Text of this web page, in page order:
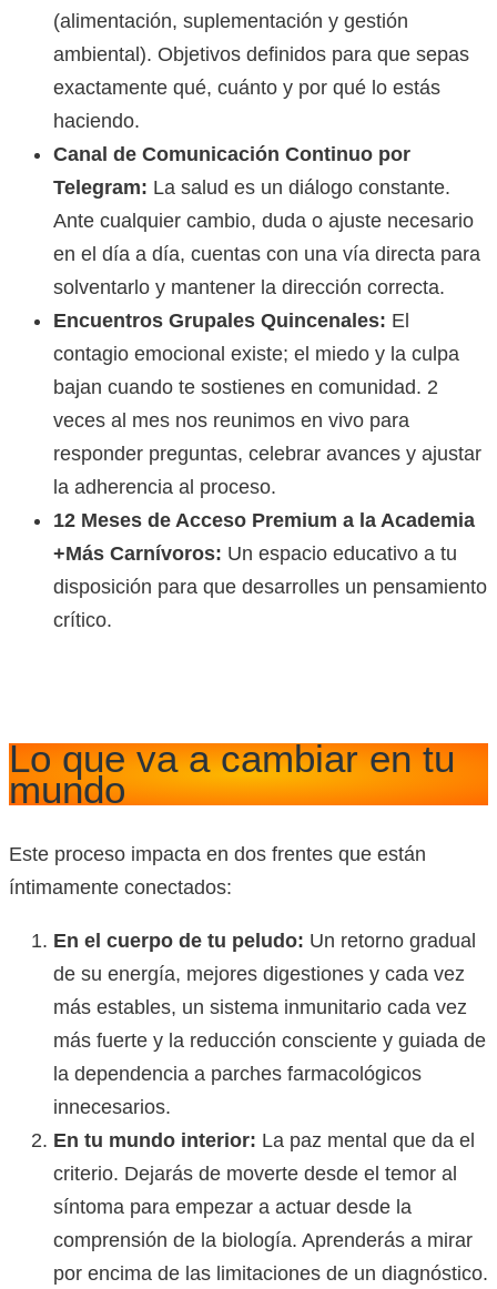
(alimentación, suplementación y gestión
ambiental). Objetivos definidos para que sepas
exactamente qué, cuánto y por qué lo estás
haciendo.
Canal de Comunicación Continuo por
Telegram: La salud es un diálogo constante.
Ante cualquier cambio, duda o ajuste necesario
en el día a día, cuentas con una vía directa para
solventarlo y mantener la dirección correcta.
Encuentros Grupales Quincenales: El
contagio emocional existe; el miedo y la culpa
bajan cuando te sostienes en comunidad. 2
veces al mes nos reunimos en vivo para
responder preguntas, celebrar avances y ajustar
la adherencia al proceso.
12 Meses de Acceso Premium a la Academia
+Más Carnívoros: Un espacio educativo a tu
disposición para que desarrolles un pensamiento
crítico.
Lo que va a cambiar en tu
mundo
Este proceso impacta en dos frentes que están
íntimamente conectados:
En el cuerpo de tu peludo: Un retorno gradual
de su energía, mejores digestiones y cada vez
más estables, un sistema inmunitario cada vez
más fuerte y la reducción consciente y guiada de
la dependencia a parches farmacológicos
innecesarios.
En tu mundo interior: La paz mental que da el
criterio. Dejarás de moverte desde el temor al
síntoma para empezar a actuar desde la
comprensión de la biología. Aprenderás a mirar
por encima de las limitaciones de un diagnóstico.